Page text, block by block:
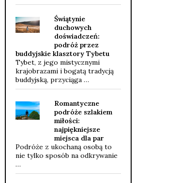
Świątynie
duchowych
doświadczeń:
podróż przez
buddyjskie klasztory Tybetu
Tybet, z jego mistycznymi
krajobrazami i bogatą tradycją
buddyjską, przyciąga …
Romantyczne
podróże szlakiem
miłości:
najpiękniejsze
miejsca dla par
Podróże z ukochaną osobą to
nie tylko sposób na odkrywanie
…